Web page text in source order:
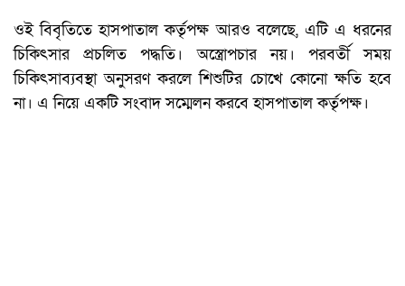
ওই বিবৃতিতে হাসপাতাল কর্তৃপক্ষ আরও বলেছে, এটি এ ধরনের
চিকিৎসার প্রচলিত পদ্ধতি। অস্ত্রোপচার নয়। পরবর্তী সময়
চিকিৎসাব্যবস্থা অনুসরণ করলে শিশুটির চোখে কোনো ক্ষতি হবে
না। এ নিয়ে একটি সংবাদ সম্মেলন করবে হাসপাতাল কর্তৃপক্ষ।